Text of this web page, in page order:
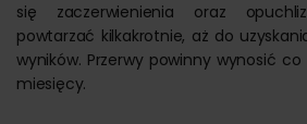
się zaczerwienienia oraz
powtarzać kilkakrotnie, aż do
wyników. Przerwy powinny wynosić
miesięcy.